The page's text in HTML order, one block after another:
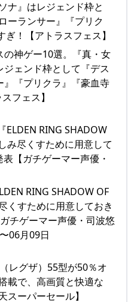
神ゲー10選。『真・女
ェンド枠として『デス
』『プリクラ』『豪血寺
フェス】
RING SHADOW OF
くすために用意しておき
チゲーマー声優・司波悠
06月09日